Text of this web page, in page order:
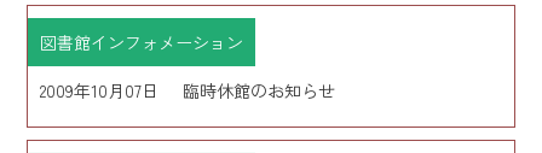
図書館インフォメーション
2009年10月07日
臨時休館のお知らせ